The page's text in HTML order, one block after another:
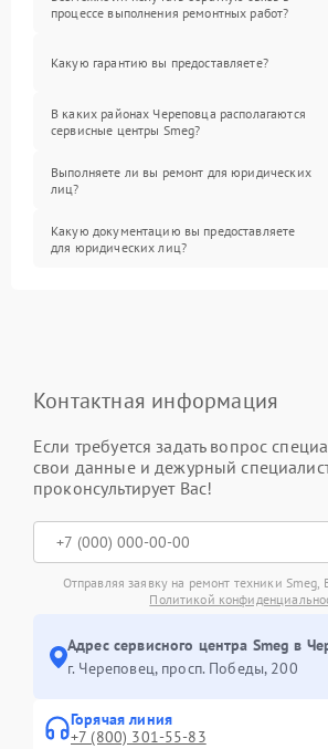
процессе выполнения ремонтных работ?
Какую гарантию вы предоставляете?
В каких районах Череповца располагаются
сервисные центры Smeg?
Выполняете ли вы ремонт для юридических
лиц?
Какую документацию вы предоставляете
для юридических лиц?
Контактная информация
Если требуется задать вопрос
свои данные и дежурный
проконсультирует Вас!
Отправляя заявку на ремонт техники Smeg,
Политикой
Адрес сервисного центра Smeg в
г. Череповец, просп. Победы, 200
Горячая линия
+7 (800) 301-55-83